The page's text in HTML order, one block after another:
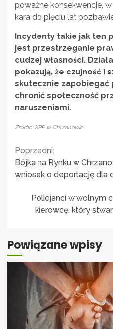
poważne konsekwencje,
kara do pięciu lat
Incydenty takie jak ten
jest przestrzeganie
cudzej własności.
pokazują, że czujność i
skutecznie zapobiegać
chronić społeczność
naruszeniami.
Źródło: KPP w Chrzanowie
Continue
Reading
Poprzedni:
Bójka na Rynku w
wniosek o deportację dla
Policjanci w wolnym
kierowcę, który
Powiązane wpisy